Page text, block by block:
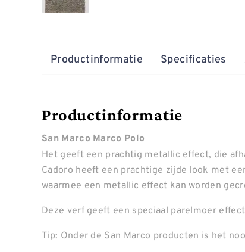
Productinformatie Specificaties
Productinformatie
San Marco Marco Polo
Het geeft een prachtig metallic effect, die
Cadoro heeft een prachtige zijde look met
waarmee een metallic effect kan worden
Deze verf geeft een speciaal parelmoer
Tip: Onder de San Marco producten is het